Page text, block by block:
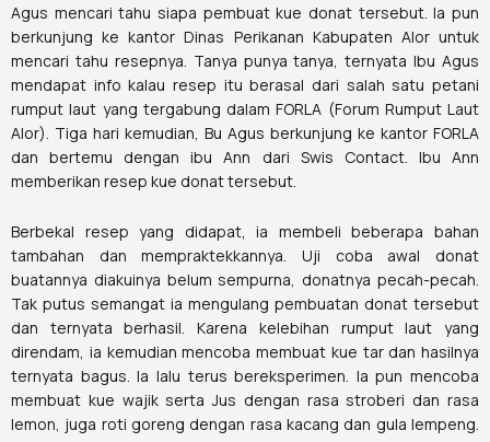
Agus mencari tahu siapa pembuat kue donat tersebut. Ia pun
berkunjung ke kantor Dinas Perikanan Kabupaten Alor untuk
mencari tahu resepnya. Tanya punya tanya, ternyata Ibu Agus
mendapat info kalau resep itu berasal dari salah satu petani
rumput laut yang tergabung dalam FORLA (Forum Rumput Laut
Alor). Tiga hari kemudian, Bu Agus berkunjung ke kantor FORLA
dan bertemu dengan ibu Ann dari Swis Contact. Ibu Ann
memberikan resep kue donat tersebut.
Berbekal resep yang didapat, ia membeli beberapa bahan
tambahan dan mempraktekkannya. Uji coba awal donat
buatannya diakuinya belum sempurna, donatnya pecah-pecah.
Tak putus semangat ia mengulang pembuatan donat tersebut
dan ternyata berhasil. Karena kelebihan rumput laut yang
direndam, ia kemudian mencoba membuat kue tar dan hasilnya
ternyata bagus. Ia lalu terus bereksperimen. Ia pun mencoba
membuat kue wajik serta Jus dengan rasa stroberi dan rasa
lemon, juga roti goreng dengan rasa kacang dan gula lempeng.